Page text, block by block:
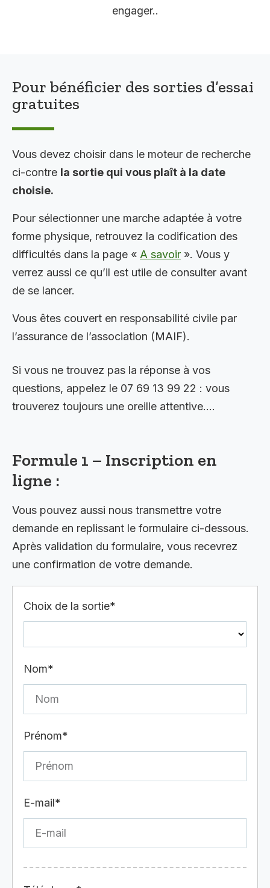
engager..
Pour bénéficier des sorties d’essai
gratuites
Vous devez choisir dans le moteur de recherche
ci-contre la sortie qui vous plaît à la date
choisie.
Pour sélectionner une marche adaptée à votre
forme physique, retrouvez la codification des
difficultés dans la page « A savoir ». Vous y
verrez aussi ce qu’il est utile de consulter avant
de se lancer.
Vous êtes couvert en responsabilité civile par
l’assurance de l’association (MAIF).
Si vous ne trouvez pas la réponse à vos
questions, appelez le 07 69 13 99 22 : vous
trouverez toujours une oreille attentive….
Formule 1 – Inscription en
ligne :
Vous pouvez aussi nous transmettre votre
demande en replissant le formulaire ci-dessous.
Après validation du formulaire, vous recevrez
une confirmation de votre demande.
Choix de la sortie*
Nom*
Prénom*
E-mail*